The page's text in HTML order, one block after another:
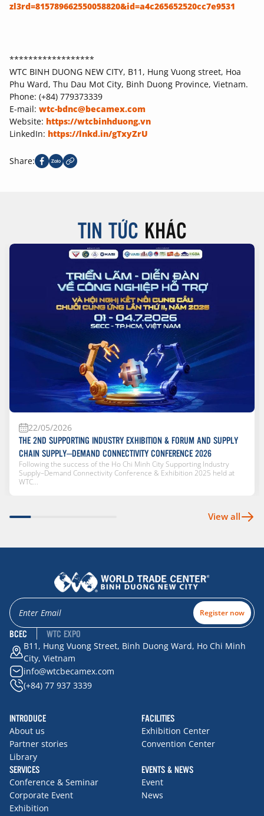
zl3rd=815789662550058820&id=a4c265652520cc7e9531
******************
WTC BINH DUONG NEW CITY, B11, Hung Vuong street, Hoa
Phu Ward, Thu Dau Mot City, Binh Duong Province, Vietnam.
Phone: (+84) 779373339
E-mail: wtc-bdnc@becamex.com
Website: https://wtcbinhduong.vn
LinkedIn: https://lnkd.in/gTxyZrU
Share:
TIN TỨC KHÁC
22/05/2026
THE 2ND SUPPORTING INDUSTRY EXHIBITION & FORUM AND SUPPLY
CHAIN SUPPLY–DEMAND CONNECTIVITY CONFERENCE 2026
Following the success of the Ho Chi Minh City Supporting Industry
Supply–Demand Connectivity Conference & Exhibition 2025 held at
WTC...
View all
Register now
BCEC WTC EXPO
B11, Hung Vuong Street, Binh Duong Ward, Ho Chi Minh
City, Vietnam
info@wtcbecamex.com
(+84) 77 937 3339
INTRODUCE
About us
Partner stories
Library
FACILITIES
Exhibition Center
Convention Center
SERVICES
Conference & Seminar
Corporate Event
Exhibition
EVENTS & NEWS
Event
News